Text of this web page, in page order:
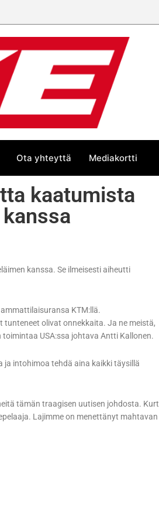
Ota yhteyttä Mediakortti
kaatumista
kanssa. Se ilmeisesti aiheutti
KTM:llä.
olivat onnekkaita. Ja ne meistä,
USA:ssa johtava Antti Kallonen.
ja intohimoa tehdä aina kaikki täysillä
tämän traagisen uutisen johdosta. Kurt
Lajimme on menettänyt mahtavan